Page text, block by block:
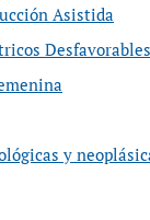
Asistida
Desfavorables
y